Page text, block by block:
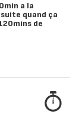
a la
quand ça
de